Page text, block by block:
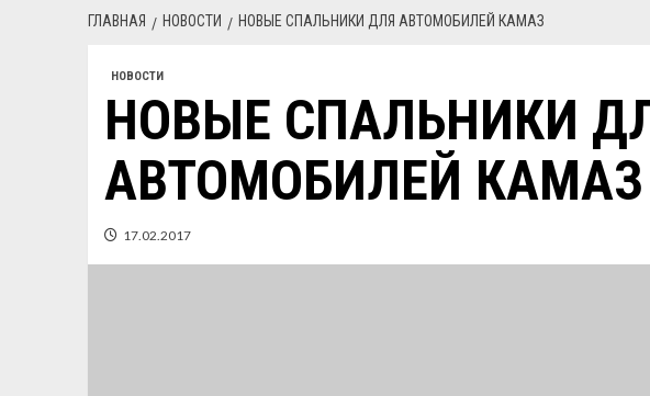
ГЛАВНАЯ НОВОСТИ НОВЫЕ СПАЛЬНИКИ ДЛЯ АВТОМОБИЛЕЙ КАМАЗ
НОВОСТИ
НОВЫЕ СПАЛЬНИКИ
АВТОМОБИЛЕЙ КАМАЗ
17.02.2017